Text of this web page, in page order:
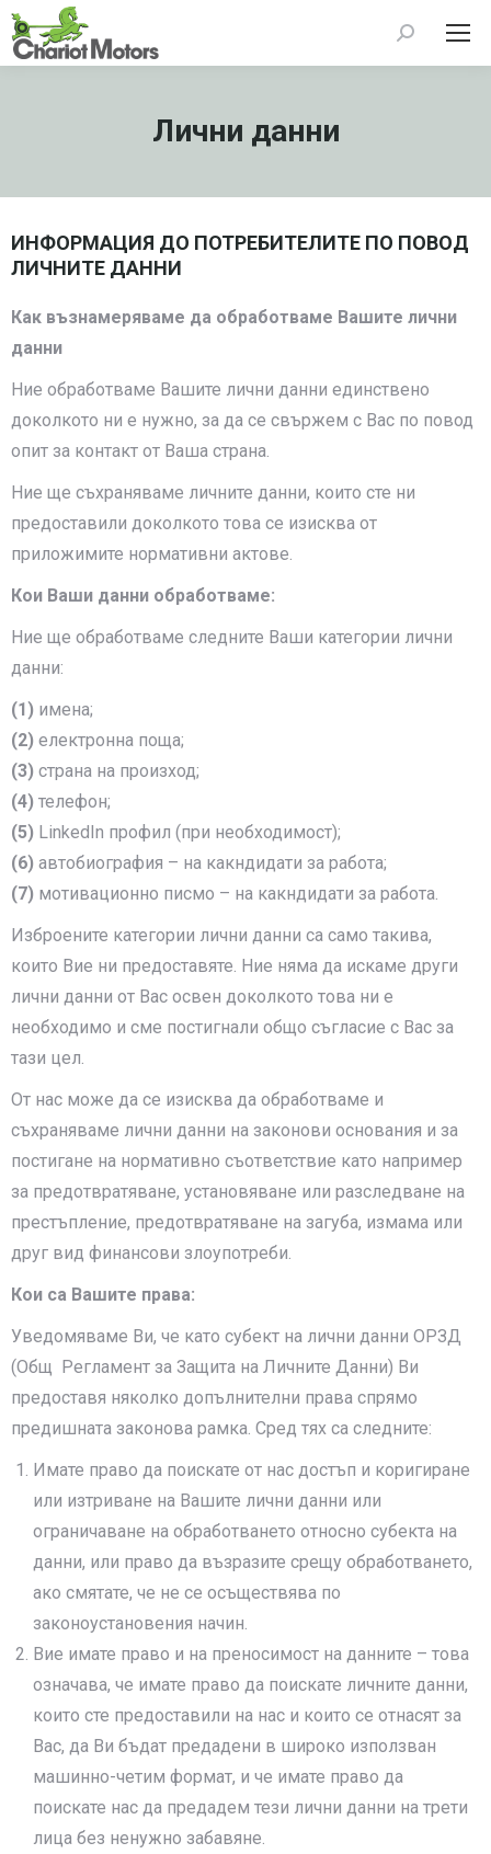
Search:
Лични данни
ИНФОРМАЦИЯ ДО ПОТРЕБИТЕЛИТЕ ПО ПОВОД
ЛИЧНИТЕ ДАННИ
Как възнамеряваме да обработваме Вашите лични
данни
Ние обработваме Вашите лични данни единствено
доколкото ни е нужно, за да се свържем с Вас по повод
опит за контакт от Ваша страна.
Ние ще съхраняваме личните данни, които сте ни
предоставили доколкото това се изисква от
приложимите нормативни актове.
Кои Ваши данни обработваме:
Ние ще обработваме следните Ваши категории лични
данни:
(1) имена;
(2) електронна поща;
(3) страна на произход;
(4) телефон;
(5) LinkedIn профил (при необходимост);
(6) автобиография – на какндидати за работа;
(7) мотивационно писмо – на какндидати за работа.
Изброените категории лични данни са само такива,
които Вие ни предоставяте. Ние няма да искаме други
лични данни от Вас освен доколкото това ни е
необходимо и сме постигнали общо съгласие с Вас за
тази цел.
От нас може да се изисква да обработваме и
съхраняваме лични данни на законови основания и за
постигане на нормативно съответствие като например
за предотвратяване, установяване или разследване на
престъпление, предотвратяване на загуба, измама или
друг вид финансови злоупотреби.
Кои са Вашите права:
Уведомяваме Ви, че като субект на лични данни ОРЗД
(Общ Регламент за Защита на Личните Данни) Ви
предоставя няколко допълнителни права спрямо
предишната законова рамка. Сред тях са следните:
Имате право да поискате от нас достъп и коригиране
или изтриване на Вашите лични данни или
ограничаване на обработването относно субекта на
данни, или право да възразите срещу обработването,
ако смятате, че не се осъществява по
законоустановения начин.
Вие имате право и на преносимост на данните – това
означава, че имате право да поискате личните данни,
които сте предоставили на нас и които се отнасят за
Вас, да Ви бъдат предадени в широко използван
машинно-четим формат, и че имате право да
поискате нас да предадем тези лични данни на трети
лица без ненужно забавяне.